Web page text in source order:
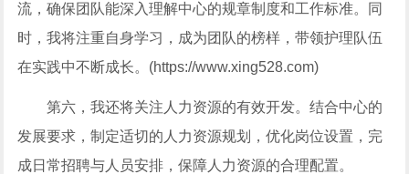
流，确保团队能深入理解中心的规章制度和工作标准。同
时，我将注重自身学习，成为团队的榜样，带领护理队伍
在实践中不断成长。(https://www.xing528.com)
第六，我还将关注人力资源的有效开发。结合中心的
发展要求，制定适切的人力资源规划，优化岗位设置，完
成日常招聘与人员安排，保障人力资源的合理配置。